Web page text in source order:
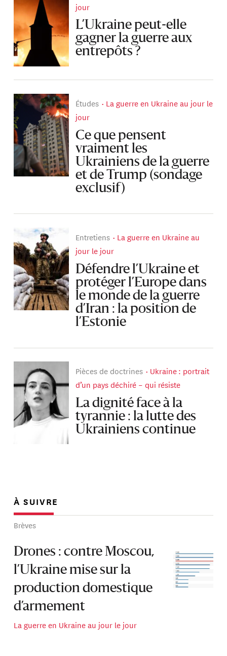
jour
L’Ukraine peut-elle
gagner la guerre aux
entrepôts ?
Études
La guerre en Ukraine au jour le
jour
Ce que pensent
vraiment les
Ukrainiens de la guerre
et de Trump (sondage
exclusif)
Entretiens
La guerre en Ukraine au
jour le jour
Défendre l’Ukraine et
protéger l’Europe dans
le monde de la guerre
d’Iran : la position de
l’Estonie
Pièces de doctrines
Ukraine : portrait
d’un pays déchiré – qui résiste
La dignité face à la
tyrannie : la lutte des
Ukrainiens continue
À SUIVRE
Brèves
Drones : contre Moscou,
l’Ukraine mise sur la
production domestique
d’armement
La guerre en Ukraine au jour le jour